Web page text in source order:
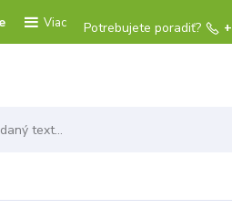
Viac Potrebujete poradiť?